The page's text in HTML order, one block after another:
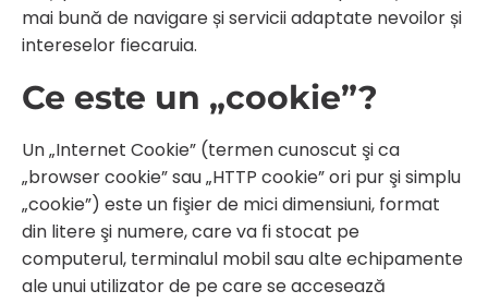
mai bună de navigare și servicii adaptate nevoilor și
intereselor fiecaruia.
Ce este un „cookie”?
Un „Internet Cookie” (termen cunoscut şi ca
„browser cookie” sau „HTTP cookie” ori pur şi simplu
„cookie”) este un fişier de mici dimensiuni, format
din litere şi numere, care va fi stocat pe
computerul, terminalul mobil sau alte echipamente
ale unui utilizator de pe care se accesează